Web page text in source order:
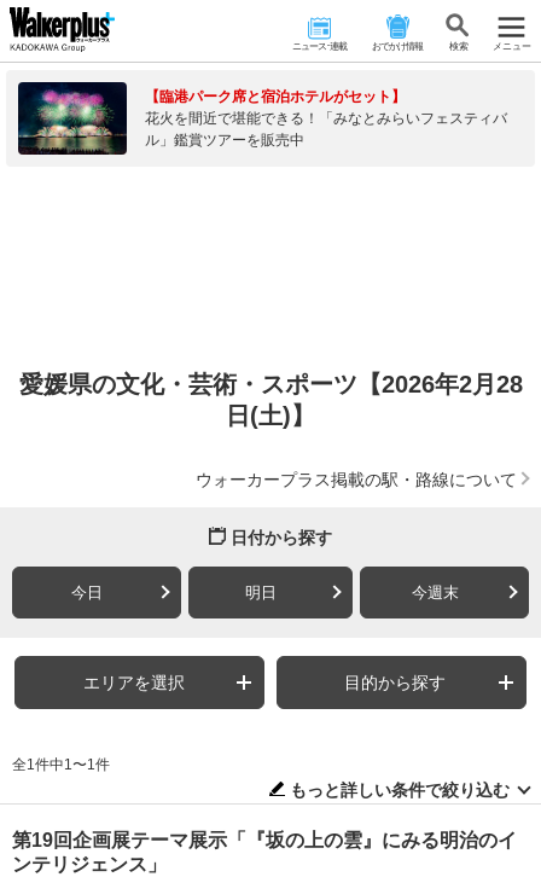
ニュース･連載 おでかけ情報 検 索 メニュー
【臨港パーク席と宿泊ホテルがセット】
花火を間近で堪能できる！「みなとみらいフェスティバ
ル」鑑賞ツアーを販売中
愛媛県の文化・芸術・スポーツ【2026年2月28
日(土)】
ウォーカープラス掲載の駅・路線について
日付から探す
今日 明日 今週末
エリアを選択 目的から探す
全1件中1〜1件
もっと詳しい条件で絞り込む
第19回企画展テーマ展示「『坂の上の雲』にみる明治のイ
ンテリジェンス」